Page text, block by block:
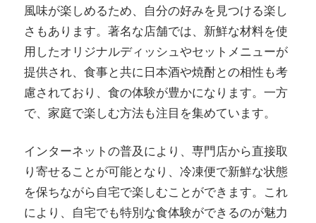
風味が楽しめるため、自分の好みを見つける楽し
さもあります。著名な店舗では、新鮮な材料を使
用したオリジナルディッシュやセットメニューが
提供され、食事と共に日本酒や焼酎との相性も考
慮されており、食の体験が豊かになります。一方
で、家庭で楽しむ方法も注目を集めています。
インターネットの普及により、専門店から直接取
り寄せることが可能となり、冷凍便で新鮮な状態
を保ちながら自宅で楽しむことができます。これ
により、自宅でも特別な食体験ができるのが魅力